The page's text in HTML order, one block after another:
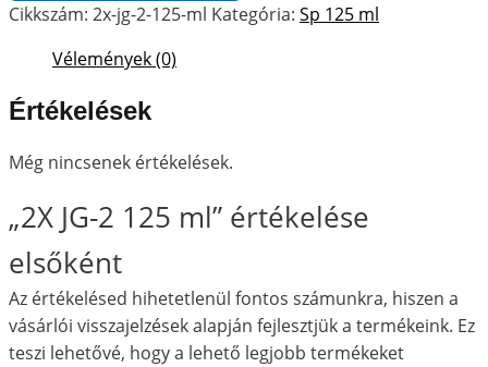
Cikkszám: 2x-jg-2-125-ml Kategória: Sp 125 ml
Vélemények (0)
Értékelések
Még nincsenek értékelések.
„2X JG-2 125 ml” értékelése
elsőként
Az értékelésed hihetetlenül fontos számunkra, hiszen a
vásárlói visszajelzések alapján fejlesztjük a termékeink. Ez
teszi lehetővé, hogy a lehető legjobb termékeket